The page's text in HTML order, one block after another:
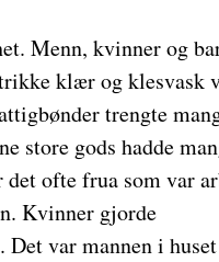
Menn, kvinner og
klær og klesvask
trengte
store gods hadde
ofte frua som var
Kvinner gjorde
var mannen i